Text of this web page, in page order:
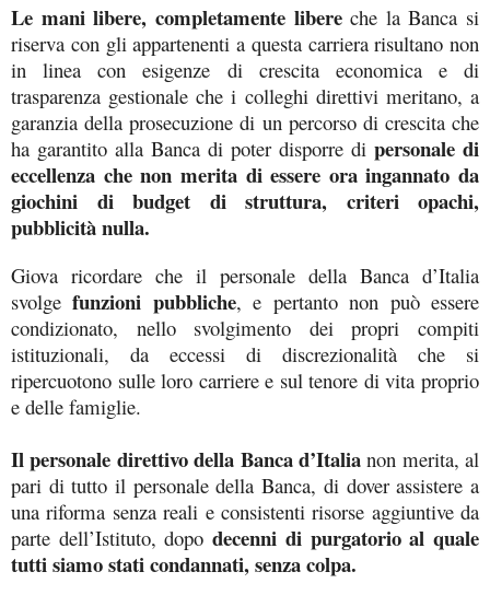
Le mani libere, completamente libereche la Banca si
riserva con gli appartenenti a questa carriera risultano non
in linea con esigenze di crescita economica e di
trasparenza gestionale che i colleghi direttivi meritano, a
garanzia della prosecuzione di un percorso di crescita che
ha garantito alla Banca di poter disporre di personale di
eccellenza che non merita di essere ora ingannato da
giochini di budget di struttura, criteri opachi,
pubblicità nulla.
Giova ricordare che il personale della Banca d’Italia
svolgefunzioni pubbliche, e pertanto non può essere
condizionato, nello svolgimento dei propri compiti
istituzionali, da eccessi di discrezionalità che si
ripercuotono sulle loro carriere e sul tenore di vita proprio
e delle famiglie.
Il personale direttivo della Banca d’Italianon merita, al
pari di tutto il personale della Banca, di dover assistere a
una riforma senza reali e consistenti risorse aggiuntive da
parte dell’Istituto, dopodecenni di purgatorio al quale
tutti siamo stati condannati, senza colpa.